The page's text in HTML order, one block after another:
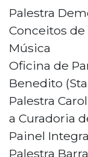
Palestra
Conceitos de
Música
Oficina de
Benedito
Palestra
a Curadoria
Painel
Palestra